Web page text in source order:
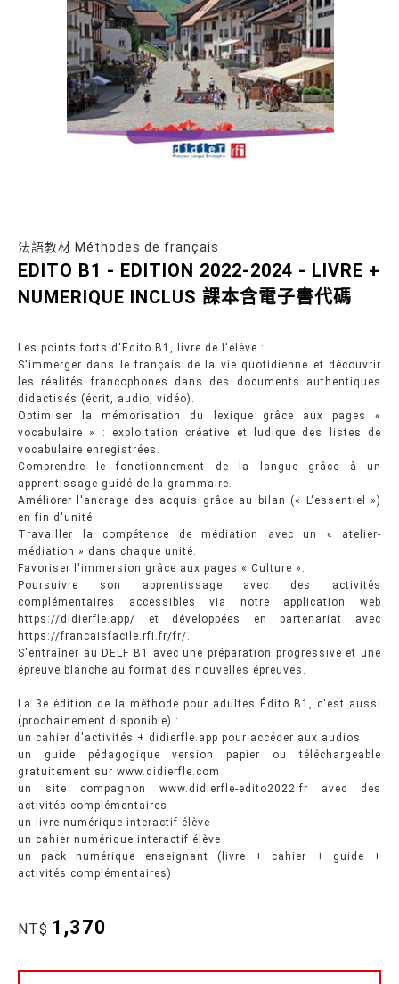
法語教材 Méthodes de français
EDITO B1 - EDITION 2022-2024 - LIVRE +
NUMERIQUE INCLUS 課本含電子書代碼
Les points forts d'Edito B1, livre de l'élève :
S'immerger dans le français de la vie quotidienne et découvrir
les réalités francophones dans des documents authentiques
didactisés (écrit, audio, vidéo).
Optimiser la mémorisation du lexique grâce aux pages «
vocabulaire » : exploitation créative et ludique des listes de
vocabulaire enregistrées.
Comprendre le fonctionnement de la langue grâce à un
apprentissage guidé de la grammaire.
Améliorer l'ancrage des acquis grâce au bilan (« L'essentiel »)
en fin d'unité.
Travailler la compétence de médiation avec un « atelier-
médiation » dans chaque unité.
Favoriser l'immersion grâce aux pages « Culture ».
Poursuivre son apprentissage avec des activités
complémentaires accessibles via notre application web
https://didierfle.app/ et développées en partenariat avec
https://francaisfacile.rfi.fr/fr/.
S'entraîner au DELF B1 avec une préparation progressive et une
épreuve blanche au format des nouvelles épreuves.
La 3e édition de la méthode pour adultes Édito B1, c'est aussi
(prochainement disponible) :
un cahier d'activités + didierfle.app pour accéder aux audios
un guide pédagogique version papier ou téléchargeable
gratuitement sur www.didierfle.com
un site compagnon www.didierfle-edito2022.fr avec des
activités complémentaires
un livre numérique interactif élève
un cahier numérique interactif élève
un pack numérique enseignant (livre + cahier + guide +
activités complémentaires)
NT$ 1,370